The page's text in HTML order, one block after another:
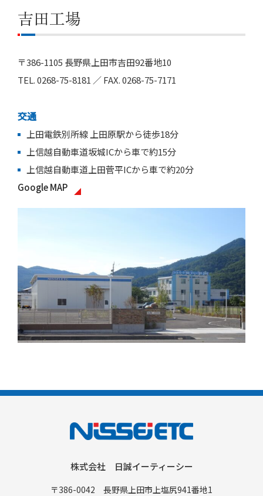
吉田工場
〒386-1105 長野県上田市吉田92番地10
TEL. 0268-75-8181 ／ FAX. 0268-75-7171
交通
上田電鉄別所線 上田原駅から徒歩18分
上信越自動車道坂城ICから車で約15分
上信越自動車道上田菅平ICから車で約20分
Google MAP
株式会社 日誠イーティーシー
〒386-0042 長野県上田市上塩尻941番地1